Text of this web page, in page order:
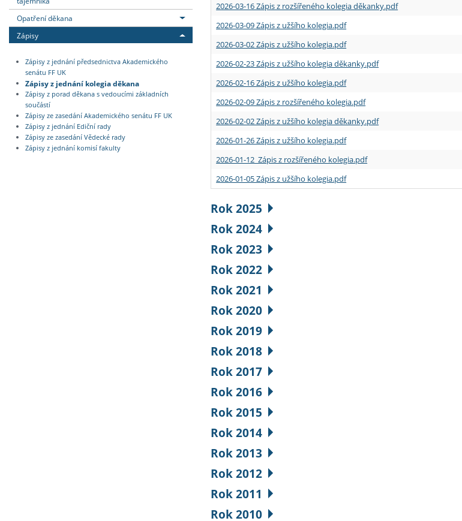
Opatření děkana
Zápisy
Zápisy z jednání předsednictva Akademického
senátu FF UK
Zápisy z jednání kolegia děkana
Zápisy z porad děkana s vedoucími základních
součástí
Zápisy ze zasedání Akademického senátu FF UK
Zápisy z jednání Ediční rady
Zápisy ze zasedání Vědecké rady
Zápisy z jednání komisí fakulty
2026-03-16 Zápis z rozšířeného kolegia děkanky.pdf
2026-03-09 Zápis z užšího kolegia.pdf
2026-03-02 Zápis z užšího kolegia.pdf
2026-02-23 Zápis z užšího kolegia děkanky.pdf
2026-02-16 Zápis z užšího kolegia.pdf
2026-02-09 Zápis z rozšířeného kolegia.pdf
2026-02-02 Zápis z užšího kolegia děkanky.pdf
2026-01-26 Zápis z užšího kolegia.pdf
2026-01-12 Zápis z rozšířeného kolegia.pdf
2026-01-05 Zápis z užšího kolegia.pdf
Rok 2025
Rok 2024
Rok 2023
Rok 2022
Rok 2021
Rok 2020
Rok 2019
Rok 2018
Rok 2017
Rok 2016
Rok 2015
Rok 2014
Rok 2013
Rok 2012
Rok 2011
Rok 2010